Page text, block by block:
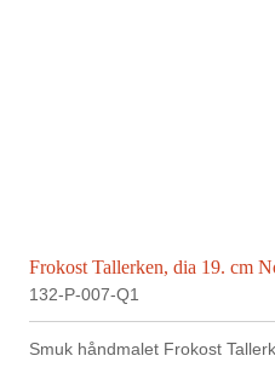
Frokost Tallerken, dia 19. cm
132-P-007-Q1
Smuk håndmalet Frokost